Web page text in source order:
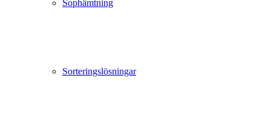
Sophämtning
Sorteringslösningar